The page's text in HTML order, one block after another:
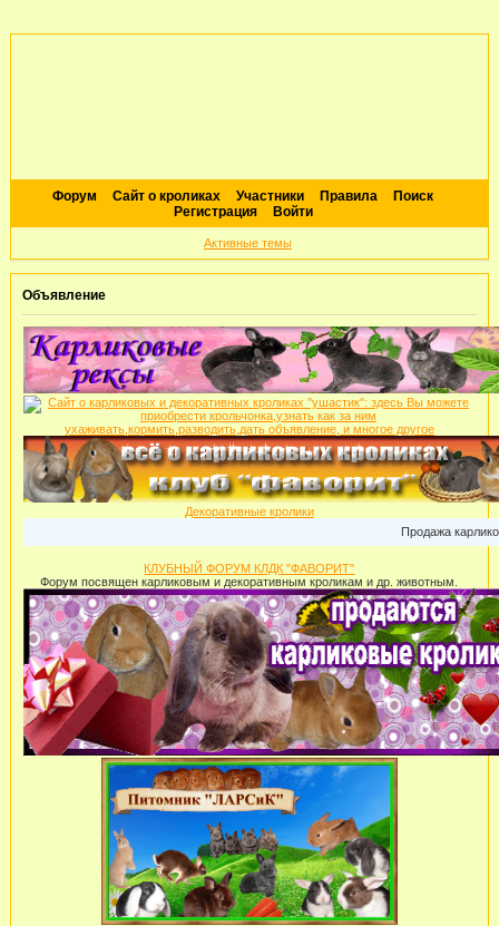
Форум Сайт о кроликах Участники Правила
Поиск
Регистрация
Войти
Активные темы
Объявление
Декоративные кролики
Продажа карликовых
КЛУБНЫЙ ФОРУМ КЛДК "ФАВОРИТ"
Форум посвящен карликовым и декоративным кроликам и др. животным.